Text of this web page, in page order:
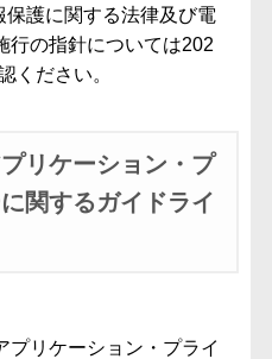
護に関する法律及び電
行の指針については202
ください。
リケーション・プ
関するガイドライ
プリケーション・プライ